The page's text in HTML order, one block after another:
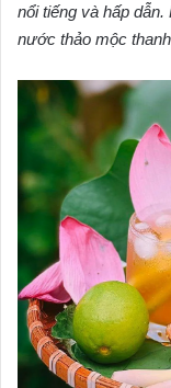
nổi tiếng và hấp
nước thảo mộc